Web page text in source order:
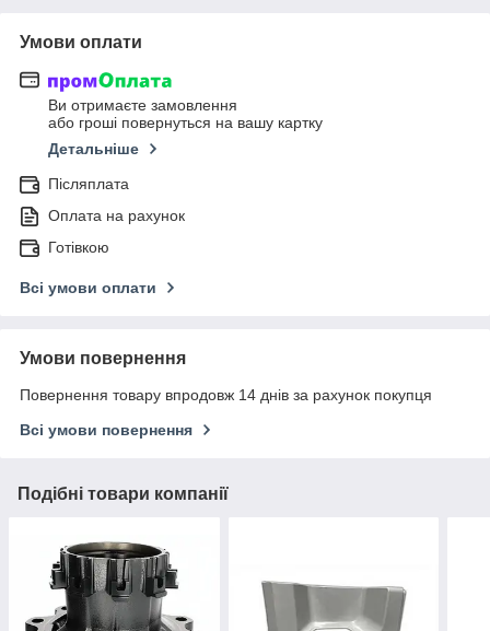
Умови оплати
Ви отримаєте замовлення
або гроші повернуться на вашу картку
Детальніше
Післяплата
Оплата на рахунок
Готівкою
Всі умови оплати
Умови повернення
Повернення товару впродовж 14 днів за рахунок покупця
Всі умови повернення
Подібні товари компанії